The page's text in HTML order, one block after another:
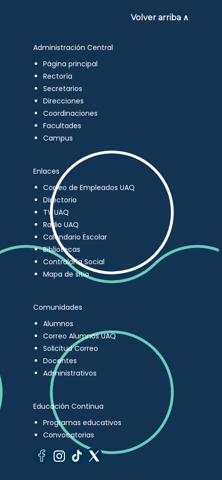
Volver arriba ∧
Administración Central
Página principal
Rectoría
Secretarios
Direcciones
Coordinaciones
Facultades
Campus
Enlaces
Correo de Empleados UAQ
Directorio
TV UAQ
Radio UAQ
Calendario Escolar
Bibliotecas
Contraloría Social
Mapa de sitio
Comunidades
Alumnos
Correo Alumnos UAQ
Solicitud Correo
Docentes
Administrativos
Educación Continua
Programas educativos
Convocatorias